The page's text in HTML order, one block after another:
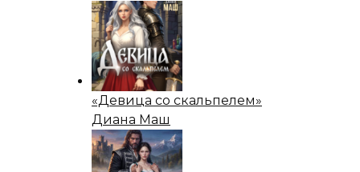
«Девица со скальпелем»
Диана Маш